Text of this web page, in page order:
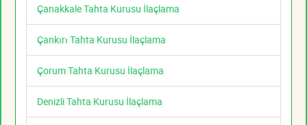
Çanakkale Tahta Kurusu İlaçlama
Çankırı Tahta Kurusu İlaçlama
Çorum Tahta Kurusu İlaçlama
Denizli Tahta Kurusu İlaçlama